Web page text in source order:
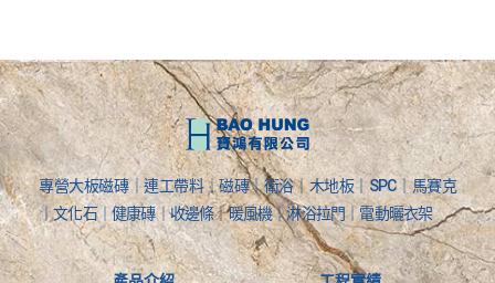
專營大板磁磚｜連工帶料｜磁磚｜衛浴｜木地板｜SPC｜馬賽克
｜文化石｜健康磚｜收邊條｜暖風機｜淋浴拉門｜電動曬衣架